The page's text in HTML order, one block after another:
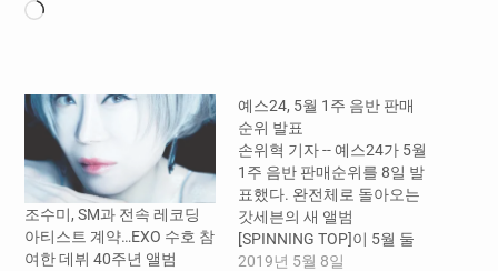
로
조수미, SM과 전속 레코딩
아티스트 계약…EXO 수호 참
여한 데뷔 40주년 앨범
예스24, 5월 1주 음반 판매
순위 발표
손위혁 기자 -- 예스24가 5월
1주 음반 판매순위를 8일 발
표했다. 완전체로 돌아오는
갓세븐의 새 앨범
[SPINNING TOP]이 5월 둘
째 주 1위를 차지했다. 방탄
2019년 5월 8일